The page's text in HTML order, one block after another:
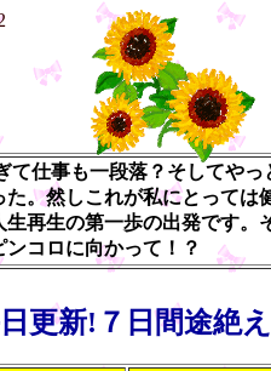
て仕事も一段落？そしてや
た。然しこれが私にとって
生再生の第一歩の出発です
コロに向かって！？
更新!７日間途絶